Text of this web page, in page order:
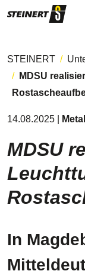
STEINERT
MDSU
14.08.2025 |
MDSU
In